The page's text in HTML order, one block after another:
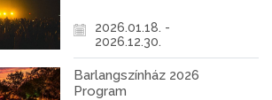
2026.01.18. -
2026.12.30.
Barlangszínház 2026
Program